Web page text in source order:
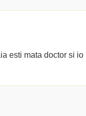
esti mata doctor si io